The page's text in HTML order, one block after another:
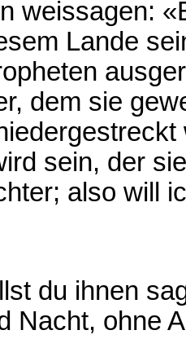
weissagen:
Lande
dem sie
sein, der
also will
du ihnen
Nacht, ohne